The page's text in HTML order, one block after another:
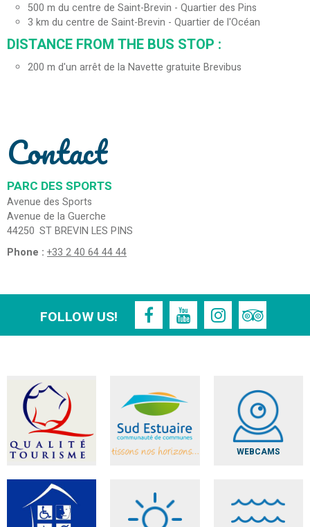
500 m du centre de Saint-Brevin - Quartier des Pins
3 km du centre de Saint-Brevin - Quartier de l'Océan
DISTANCE FROM THE BUS STOP :
200 m d'un arrêt de la Navette gratuite Brevibus
Contact
PARC DES SPORTS
Avenue des Sports
Avenue de la Guerche
44250 ST BREVIN LES PINS
Phone : +33 2 40 64 44 44
FOLLOW US!
WEBCAMS